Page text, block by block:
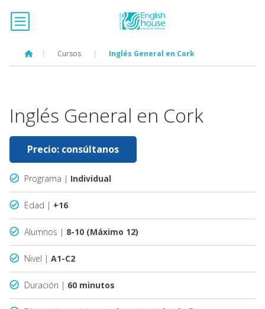
| Cursos | Inglés General en Cork
Inglés General en Cork
Precio: consúltanos
Programa | Individual
Edad | +16
Alumnos | 8-10 (Máximo 12)
Nivel | A1-C2
Duración | 60 minutos